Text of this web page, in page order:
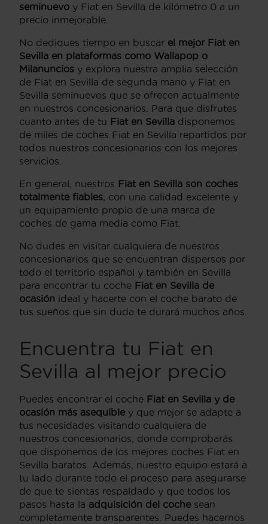
seminuevo y Fiat en Sevilla de kilómetro 0 a un
precio inmejorable.
No dediques tiempo en buscar el mejor Fiat en
Sevilla en plataformas como Wallapop o
Milanuncios y explora nuestra amplia selección
de Fiat en Sevilla de segunda mano y Fiat en
Sevilla seminuevos que se ofrecen actualmente
en nuestros concesionarios. Para que disfrutes
cuanto antes de tu Fiat en Sevilla disponemos
de miles de coches Fiat en Sevilla repartidos por
todos nuestros concesionarios con los mejores
servicios.
En general, nuestros Fiat en Sevilla son coches
totalmente fiables , con una calidad excelente y
un equipamiento propio de una marca de
coches de gama media como Fiat.
No dudes en visitar cualquiera de nuestros
concesionarios que se encuentran dispersos por
todo el territorio español y también en Sevilla
para encontrar tu coche Fiat en Sevilla de
ocasión ideal y hacerte con el coche barato de
tus sueños que sin duda te durará muchos años.
Encuentra tu Fiat en
Sevilla al mejor precio
Puedes encontrar el coche Fiat en Sevilla y de
ocasión más asequible y que mejor se adapte a
tus necesidades visitando cualquiera de
nuestros concesionarios, donde comprobarás
que disponemos de los mejores coches Fiat en
Sevilla baratos. Además, nuestro equipo estará a
tu lado durante todo el proceso para asegurarse
de que te sientas respaldado y que todos los
pasos hasta la adquisición del coche sean
completamente transparentes. Puedes hacernos